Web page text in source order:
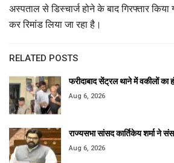
अस्पताल से डिस्चार्ज होने के बाद गिरफ्तार किया
कर रिमांड लिया जा रहा है।
RELATED POSTS
फरीदाबाद सेंट्रल थाने में वकीलों का
Aug 6, 2026
राज्यसभा सांसद कार्तिकेय शर्मा ने
Aug 6, 2026